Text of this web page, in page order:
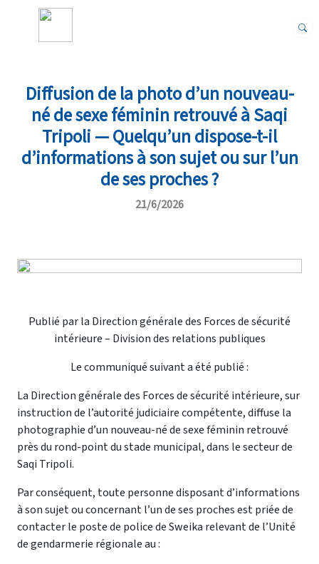
Diffusion de la photo d’un nouveau-
né de sexe féminin retrouvé à Saqi
Tripoli — Quelqu’un dispose-t-il
d’informations à son sujet ou sur l’un
de ses proches ?
21/6/2026
Publié par la Direction générale des Forces de sécurité
intérieure – Division des relations publiques
Le communiqué suivant a été publié :
La Direction générale des Forces de sécurité intérieure, sur
instruction de l’autorité judiciaire compétente, diffuse la
photographie d’un nouveau-né de sexe féminin retrouvé
près du rond-point du stade municipal, dans le secteur de
Saqi Tripoli.
Par conséquent, toute personne disposant d’informations
à son sujet ou concernant l’un de ses proches est priée de
contacter le poste de police de Sweika relevant de l’Unité
de gendarmerie régionale au :